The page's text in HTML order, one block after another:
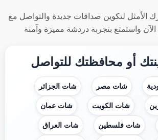
لتكوين صداقات جديدة والتواصل مع
أو محافظتك للتواصل
شات مصر شات الجزائر
شات الكويت شات عمان
شات فلسطين شات العراق